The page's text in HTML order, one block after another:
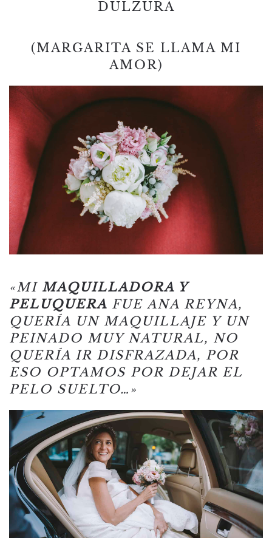
DULZURA
(MARGARITA SE LLAMA MI
AMOR)
«MI MAQUILLADORA Y
PELUQUERA FUE ANA REYNA,
QUERÍA UN MAQUILLAJE Y UN
PEINADO MUY NATURAL, NO
QUERÍA IR DISFRAZADA, POR
ESO OPTAMOS POR DEJAR EL
PELO SUELTO…»